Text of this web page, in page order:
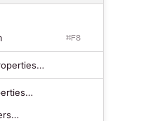
⌘F8